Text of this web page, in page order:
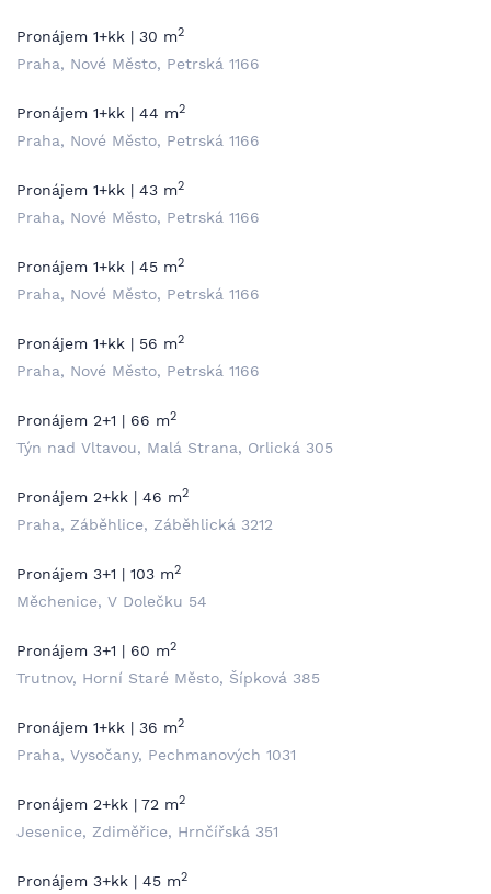
Pronájem 1+kk | 30 m2
Praha, Nové Město, Petrská 1166
Pronájem 1+kk | 44 m2
Praha, Nové Město, Petrská 1166
Pronájem 1+kk | 43 m2
Praha, Nové Město, Petrská 1166
Pronájem 1+kk | 45 m2
Praha, Nové Město, Petrská 1166
Pronájem 1+kk | 56 m2
Praha, Nové Město, Petrská 1166
Pronájem 2+1 | 66 m2
Týn nad Vltavou, Malá Strana, Orlická 305
Pronájem 2+kk | 46 m2
Praha, Záběhlice, Záběhlická 3212
Pronájem 3+1 | 103 m2
Měchenice, V Dolečku 54
Pronájem 3+1 | 60 m2
Trutnov, Horní Staré Město, Šípková 385
Pronájem 1+kk | 36 m2
Praha, Vysočany, Pechmanových 1031
Pronájem 2+kk | 72 m2
Jesenice, Zdiměřice, Hrnčířská 351
Pronájem 3+kk | 45 m2